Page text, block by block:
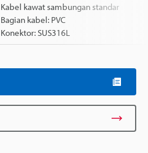
Kabel kawat sambungan standar
Bagian kabel: PVC
Konektor: SUS316L